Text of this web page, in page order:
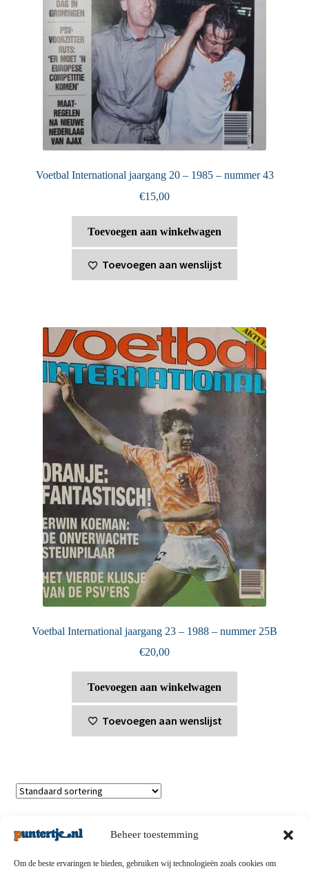
Beheer toestemming
Om de beste ervaringen te bieden, gebruiken wij technologieën zoals cookies om
Voetbal International jaargang 20 – 1985 – nummer 43
€15,00
Toevoegen aan winkelwagen
Toevoegen aan wenslijst
Voetbal International jaargang 23 – 1988 – nummer 25B
€20,00
Toevoegen aan winkelwagen
Toevoegen aan wenslijst